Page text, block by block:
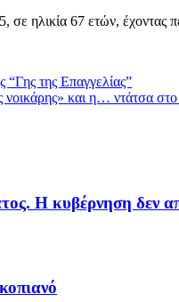
σε ηλικία 67 ετών, έχοντας
της Επαγγελίας”
νοικάρης» και η… ντάτσα
Η κυβέρνηση δεν